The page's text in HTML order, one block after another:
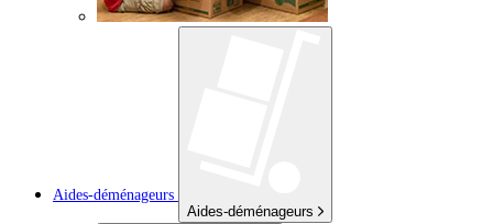
Aides-déménageurs
Aides-déménageurs